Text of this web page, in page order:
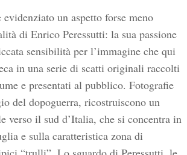
un aspetto forse meno
di Enrico Peressutti: la sua passione
sensibilità per l’immagine che qui
in una serie di scatti originali raccolti
e presentati al pubblico. Fotografie
del dopoguerra, ricostruiscono un
verso il sud d’Italia, che si concentra in
e sulla caratteristica zona di